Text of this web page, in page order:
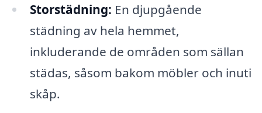
Storstädning: En djupgående
städning av hela hemmet,
inkluderande de områden som sällan
städas, såsom bakom möbler och inuti
skåp.